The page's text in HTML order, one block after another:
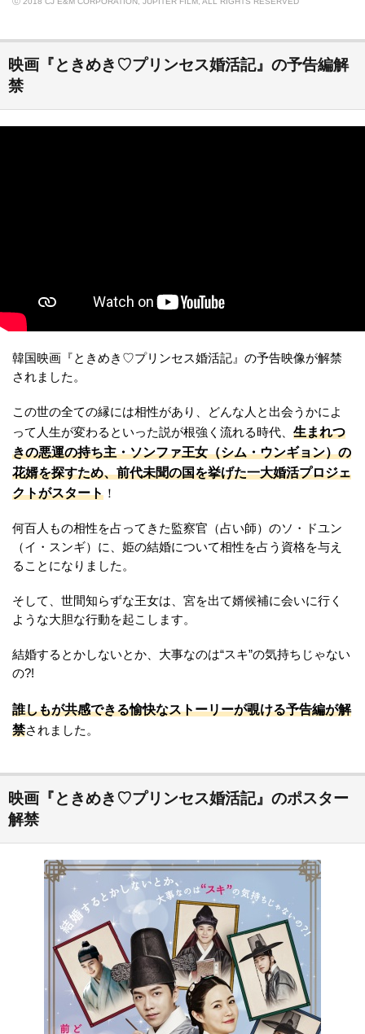
映画『ときめき♡プリンセス婚活記』の予告編解
禁
韓国映画『ときめき♡プリンセス婚活記』の予告映像が解禁
されました。
この世の全ての縁には相性があり、どんな人と出会うかによ
って人生が変わるといった説が根強く流れる時代、 生まれつ
きの悪運の持ち主・ソンファ王女（シム・ウンギョン）の
花婿を探すため、前代未聞の国を挙げた一大婚活プロジェ
クトがスタート ！
何百人もの相性を占ってきた監察官（占い師）のソ・ドユン
（イ・スンギ）に、姫の結婚について相性を占う資格を与え
ることになりました。
そして、世間知らずな王女は、宮を出て婿候補に会いに行く
ような大胆な行動を起こします。
結婚するとかしないとか、大事なのは“スキ”の気持ちじゃない
の?!
誰しもが共感できる愉快なストーリーが覗ける予告編が解
禁されました。
映画『ときめき♡プリンセス婚活記』のポスター
解禁